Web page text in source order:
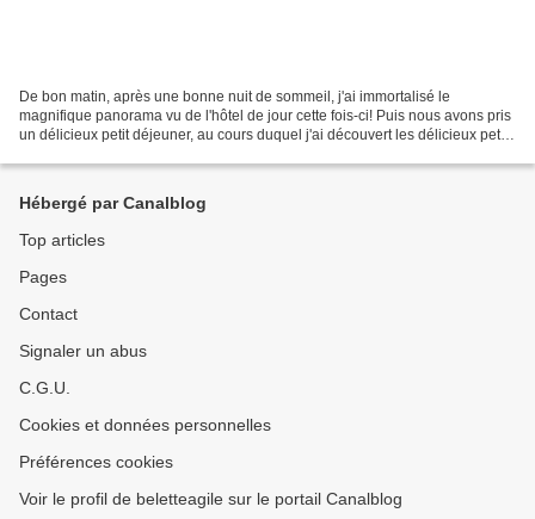
De bon matin, après une bonne nuit de sommeil, j'ai immortalisé le
magnifique panorama vu de l'hôtel de jour cette fois-ci! Puis nous avons pris
un délicieux petit déjeuner, au cours duquel j'ai découvert les délicieux petits
Hébergé par Canalblog
Top articles
Pages
Contact
Signaler un abus
C.G.U.
Cookies et données personnelles
Préférences cookies
Voir le profil de beletteagile sur le portail Canalblog